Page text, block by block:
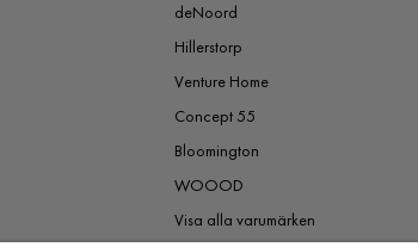
deNoord
Hillerstorp
Venture Home
Concept 55
Bloomington
WOOOD
Visa alla varumärken